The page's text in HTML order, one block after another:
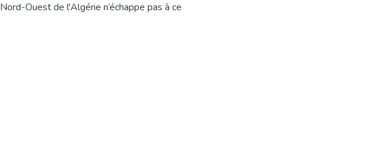
Ouest de l'Algérie n’échappe pas à ce